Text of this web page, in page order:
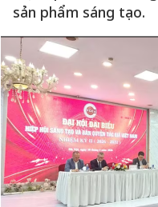
sản phẩm sáng tạo.